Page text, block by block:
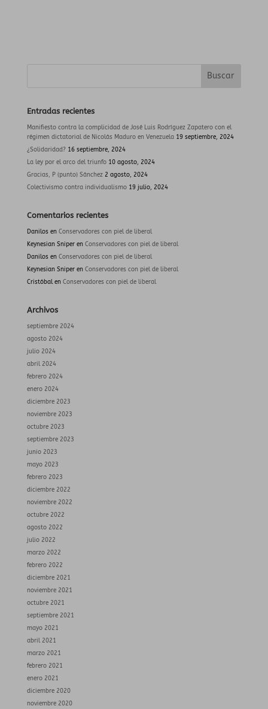
Entradas recientes
Manifiesto contra la complicidad de José Luis Rodríguez Zapatero con el
régimen dictatorial de Nicolás Maduro en Venezuela 19 septiembre, 2024
¿Solidaridad? 16 septiembre, 2024
La ley por el arco del triunfo 10 agosto, 2024
Gracias, P (punto) Sánchez 2 agosto, 2024
Colectivismo contra individualismo 19 julio, 2024
Comentarios recientes
Danilosen Conservadores con piel de liberal
Keynesian Sniperen Conservadores con piel de liberal
Danilosen Conservadores con piel de liberal
Keynesian Sniperen Conservadores con piel de liberal
Cristóbalen Conservadores con piel de liberal
Archivos
septiembre 2024
agosto 2024
julio 2024
abril 2024
febrero 2024
enero 2024
diciembre 2023
noviembre 2023
octubre 2023
septiembre 2023
junio 2023
mayo 2023
febrero 2023
diciembre 2022
noviembre 2022
octubre 2022
agosto 2022
julio 2022
marzo 2022
febrero 2022
diciembre 2021
noviembre 2021
octubre 2021
septiembre 2021
mayo 2021
abril 2021
marzo 2021
febrero 2021
enero 2021
diciembre 2020
noviembre 2020